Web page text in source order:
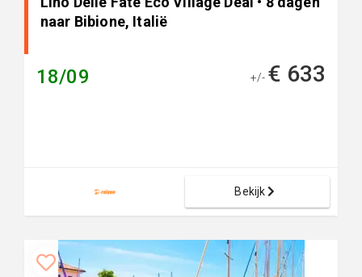
naar Bibione, Italië
18/09 +/- € 633
Bekijk